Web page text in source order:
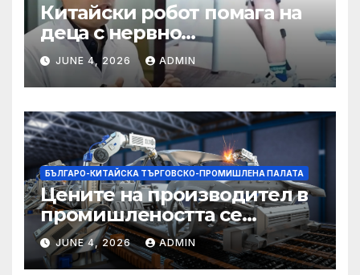
Китайски робот помага на
деца с нервно
разстройство да се
изправят за първи път
JUNE 4, 2026 ADMIN
БЪЛГАРО-КИТАЙСКА ТЪРГОВСКО-ПРОМИШЛЕНА ПАЛАТА
Цените на производител в
промишлеността се
понижават с 0,7% в
еврозоната и с 0,5% в ЕС
JUNE 4, 2026 ADMIN